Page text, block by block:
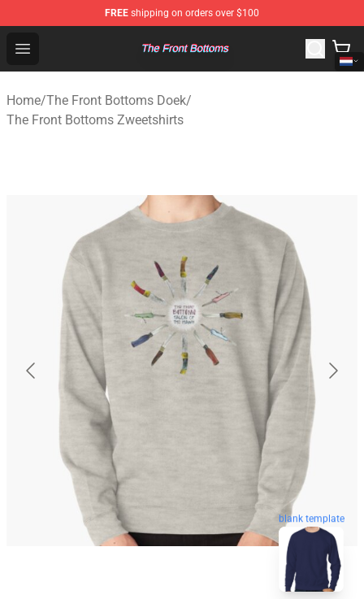
FREE shipping on orders over $100
Open menu
The Front Bottoms Store - Official The Front Bottoms
Home/The Front Bottoms Doek/
The Front Bottoms Zweetshirts
blank template